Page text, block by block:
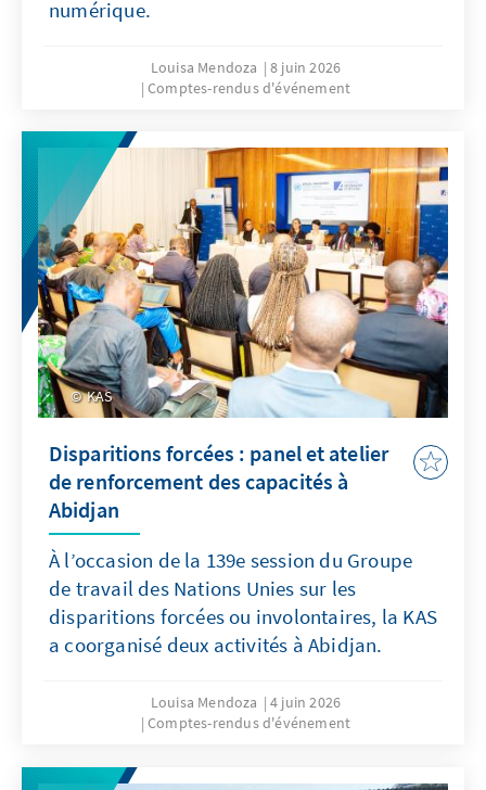
numérique.
Louisa Mendoza
8 juin 2026
Comptes-rendus d'événement
KAS
Disparitions forcées : panel et atelier
de renforcement des capacités à
Abidjan
À l’occasion de la 139e session du Groupe
de travail des Nations Unies sur les
disparitions forcées ou involontaires, la KAS
a coorganisé deux activités à Abidjan.
Louisa Mendoza
4 juin 2026
Comptes-rendus d'événement